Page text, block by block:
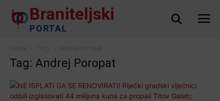
Braniteljski
PORTAL
Tag: Andrej Poropat